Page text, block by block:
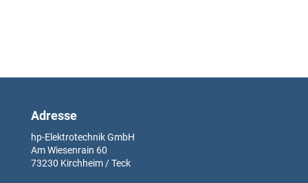
Adresse
hp-Elektrotechnik GmbH
Am Wiesenrain 60
73230 Kirchheim / Teck